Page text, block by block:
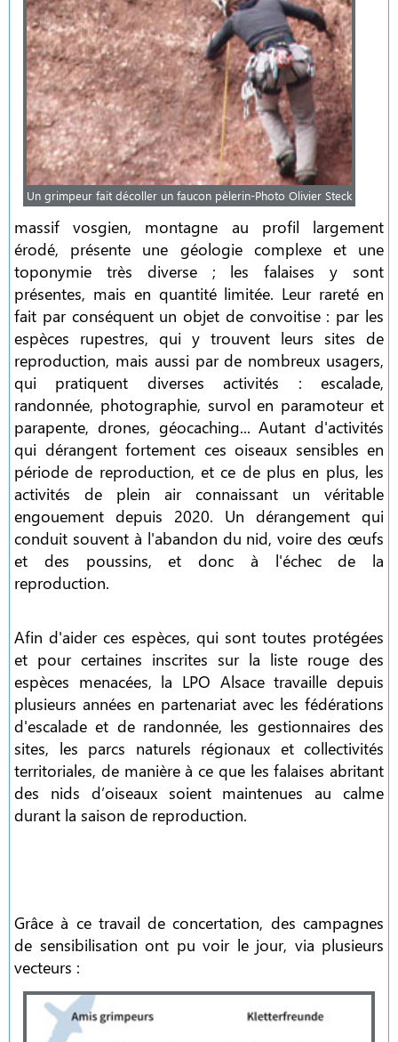
Un grimpeur fait décoller un faucon pèlerin-Photo Olivier Steck
massif vosgien, montagne au profil largement
érodé, présente une géologie complexe et une
toponymie très diverse ; les falaises y sont
présentes, mais en quantité limitée. Leur rareté en
fait par conséquent un objet de convoitise : par les
espèces rupestres, qui y trouvent leurs sites de
reproduction, mais aussi par de nombreux usagers,
qui pratiquent diverses activités : escalade,
randonnée, photographie, survol en paramoteur et
parapente, drones, géocaching... Autant d'activités
qui dérangent fortement ces oiseaux sensibles en
période de reproduction, et ce de plus en plus, les
activités de plein air connaissant un véritable
engouement depuis 2020. Un dérangement qui
conduit souvent à l'abandon du nid, voire des œufs
et des poussins, et donc à l'échec de la
reproduction.
Afin d'aider ces espèces, qui sont toutes protégées
et pour certaines inscrites sur la liste rouge des
espèces menacées, la LPO Alsace travaille depuis
plusieurs années en partenariat avec les fédérations
d'escalade et de randonnée, les gestionnaires des
sites, les parcs naturels régionaux et collectivités
territoriales, de manière à ce que les falaises abritant
des nids d’oiseaux soient maintenues au calme
durant la saison de reproduction.
Grâce à ce travail de concertation, des campagnes
de sensibilisation ont pu voir le jour, via plusieurs
vecteurs :